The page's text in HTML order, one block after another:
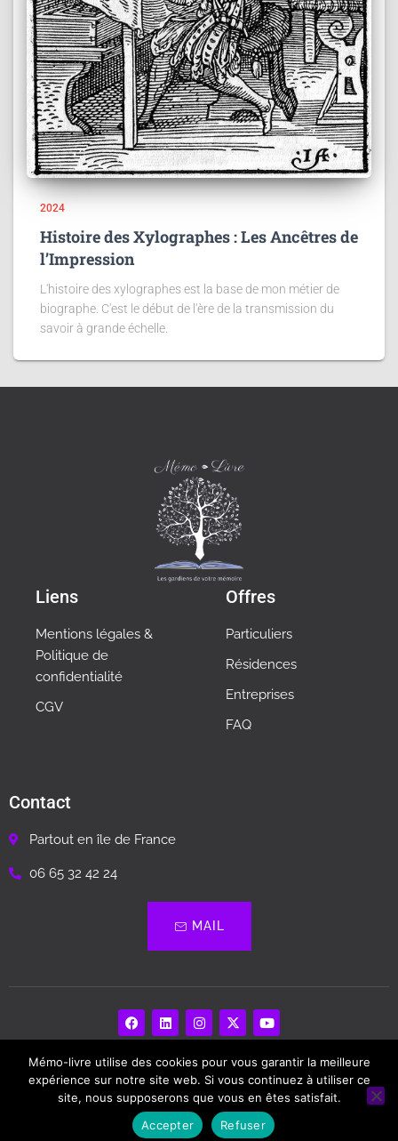
2024
Histoire des Xylographes : Les Ancêtres de
l’Impression
L'histoire des xylographes est la base de mon métier de
biographe. C'est le début de l'ère de la transmission du
savoir à grande échelle.
Liens
Mentions légales &
Politique de
confidentialité
CGV
Offres
Particuliers
Résidences
Entreprises
FAQ
Contact
Partout en île de France
06 65 32 42 24
MAIL
Memo Livre – Biographie, Livre Souvenir…
Copyright © 2024. Tous droits Réservés
Mémo-livre utilise des cookies pour vous garantir la meilleure
expérience sur notre site web. Si vous continuez à utiliser ce
site, nous supposerons que vous en êtes satisfait.
Accepter
Refuser